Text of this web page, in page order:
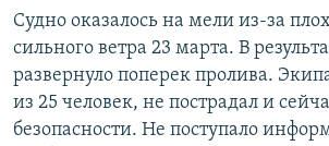
Судно оказалось на мели из-за
сильного ветра 23 марта. В
развернуло поперек пролива.
из 25 человек, не пострадал и
безопасности. Не поступало